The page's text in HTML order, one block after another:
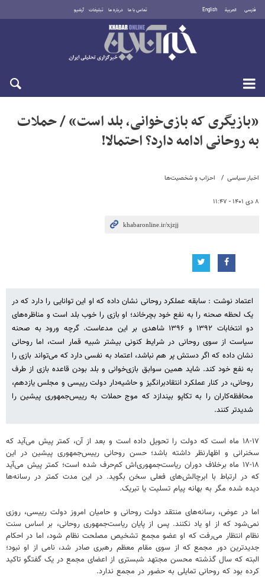
فارسی العربية English تماس با ما درباره ما تبلیغات آرشیو
پنجشنبه ۱۵ مرداد ۱۴۰۵
اخبار سیاسی احزاب و شخصیت‌ها
۸ دی ۱۴۰۱ - ۱۱:۴۷
«بازیگری که بازی‌خوانی، بلد است» / حملات
به روحانی ادامه دارد؟ احتمالا!‌
اعتماد نوشت : سابقه عملکرد روحانی نشان داده که او این توانایی را دارد که در
یک لحظه صحنه را به نفع خود بچرخاند؛ او بازی را خوب بلد است و مناظره‌های
دو انتخابات ۱۳۹۲ و ۱۳۹۶ شاهدی بر این مدعاست. گرچه ورود به صحنه
سیاست از سوی روحانی در شرایط کنونی بیشتر شبیه قمار است، اما روحانی
نشان داده که اگر دستش پر هم نباشد، اعتماد به نفسی دارد که می‌تواند بازی را
به نفع خود کند. شاید همین سوابق بازی‌خوانی و بلد بودن قاعده بازی از طرف
روحانی، در کنار عملکرد انتقادبرانگیز و حاشیه‌دار دولت رییسی و مجلس یازدهم،
محافظه‌کاران را به تکاپو بیندازد که موج حملات به رییس‌جمهوری پیشین را
شدیدتر کنند.
۱۸-۱۷ ماه است که دولت را تحویل داده است و بعد از آن، کمتر پیش می‌آید که
سخنرانی و اظهارنظر داشته باشد؛ حسن روحانی رییس‌جمهوری پیشین در این
۱۸-۱۷ ماه برخلاف دوران ریاست‌جمهوری‌اش کم‌حرف شده است؛ کمتر پیش می‌آید
که در ارتباط با ابرچالش‌های فعلی سخن بگوید. در این مدت کمتر در رسانه‌ها
دیده شده مگر به بهانه پیام تسلیت یا تبریک.
اما در عوض، رسانه‌های منتقد دولت روحانی و حامیان امروز دولت رییسی، روزی
نمی‌شود که از او یاد نکنند. پس از پایان ریاست‌جمهوری روحانی، بر اساس سنت
نظام انتظار می‌رفت که او عضو مجمع تشخیص مصلحت نظام شود، اما در احکام
جدیدترین دور مجمع که از سوی مقام معظم رهبری صادر شد، نامی از او نبود؛
البته که سال گذشته محسن مجتهد شبستری از اعضای مجمع در یک گفتگو تاکید
کرده بود که روحانی تمایلی به حضور در مجمع ندارد.